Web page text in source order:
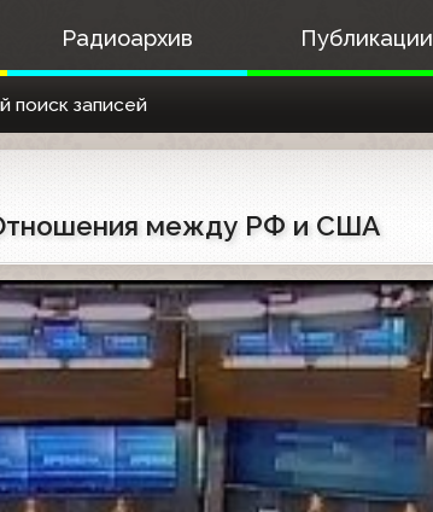
Радиоархив Публикации
поиск записей
между РФ и США